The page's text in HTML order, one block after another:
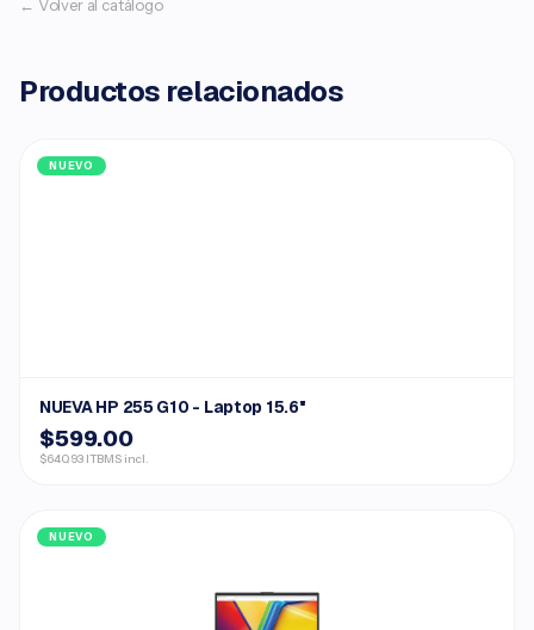
← Volver al catálogo
Productos relacionados
NUEVO
NUEVA HP 255 G10 - Laptop 15.6"
$599.00
$640.93 ITBMS incl.
NUEVO